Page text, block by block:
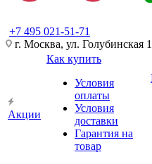
+7 495 021-51-71
г. Москва, ул. Голубинская
Акции
Как купить
Условия
оплаты
Условия
доставки
Гарантия на
товар